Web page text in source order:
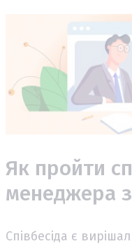
Як пройти
менеджера
Співбесіда є